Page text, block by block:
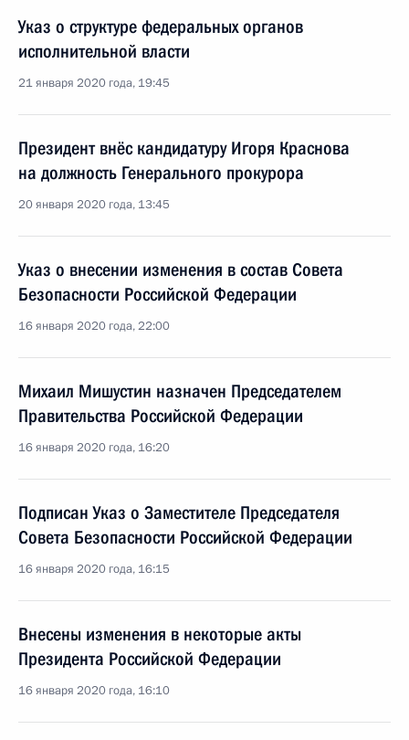
Указ о структуре федеральных органов
исполнительной власти
21 января 2020 года, 19:45
Президент внёс кандидатуру Игоря Краснова
на должность Генерального прокурора
20 января 2020 года, 13:45
Указ о внесении изменения в состав Совета
Безопасности Российской Федерации
16 января 2020 года, 22:00
Михаил Мишустин назначен Председателем
Правительства Российской Федерации
16 января 2020 года, 16:20
Подписан Указ о Заместителе Председателя
Совета Безопасности Российской Федерации
16 января 2020 года, 16:15
Внесены изменения в некоторые акты
Президента Российской Федерации
16 января 2020 года, 16:10